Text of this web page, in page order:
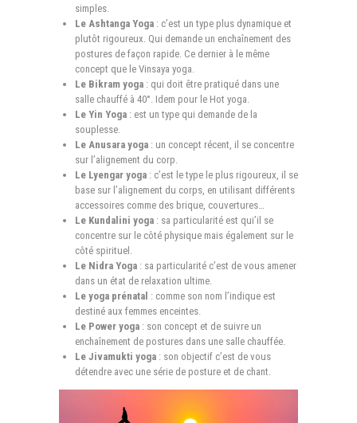
simples.
Le Ashtanga Yoga: c’est un type plus dynamique et
plutôt rigoureux. Qui demande un enchaînement des
postures de façon rapide. Ce dernier à le même
concept que le Vinsaya yoga.
Le Bikram yoga: qui doit être pratiqué dans une
salle chauffé à 40°. Idem pour le Hot yoga.
Le Yin Yoga: est un type qui demande de la
souplesse.
Le Anusara yoga: un concept récent, il se concentre
sur l’alignement du corp.
Le Lyengar yoga: c’est le type le plus rigoureux, il se
base sur l’alignement du corps, en utilisant différents
accessoires comme des brique, couvertures…
Le Kundalini yoga: sa particularité est qui’il se
concentre sur le côté physique mais également sur le
côté spirituel.
Le Nidra Yoga : sa particularité c’est de vous amener
dans un état de relaxation ultime.
Le yoga prénatal : comme son nom l’indique est
destiné aux femmes enceintes.
Le Power yoga : son concept et de suivre un
enchaînement de postures dans une salle chauffée.
Le Jivamukti yoga: son objectif c’est de vous
détendre avec une série de posture et de chant.